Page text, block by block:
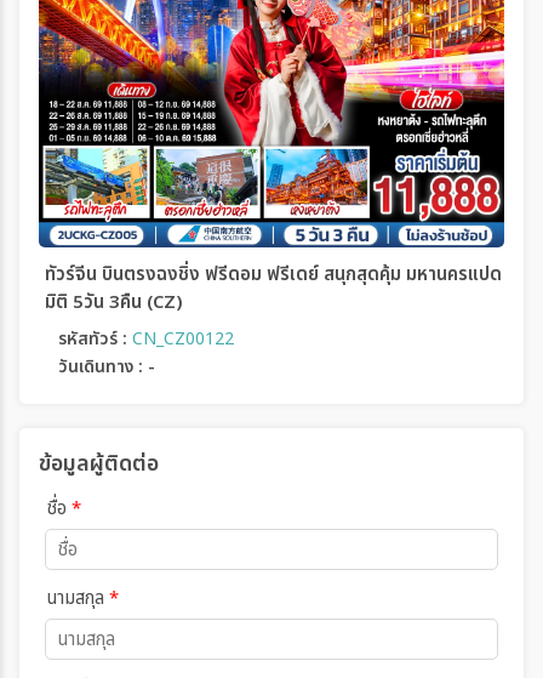
ทัวร์จีน บินตรงฉงชิ่ง ฟรีดอม ฟรีเดย์ สนุกสุดคุ้ม มหานครแปด
มิติ 5วัน 3คืน (CZ)
รหัสทัวร์ : CN_CZ00122
วันเดินทาง : -
ข้อมูลผู้ติดต่อ
ชื่อ *
นามสกุล *